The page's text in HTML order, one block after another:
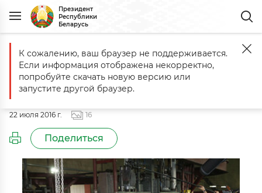
Президент
Республики
Беларусь
Главная События Рабочая поездка в Могилевскую область
Рабочая поездка в Могилевскую
область
22 июля 2016 г. 16
Поделиться
К сожалению, ваш браузер не поддерживается.
Если информация отображена некорректно,
попробуйте скачать новую версию или
запустите другой браузер.